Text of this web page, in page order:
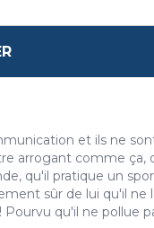
et ils ne
arrogant comme ça,
qu'il pratique un
sûr de lui qu'il ne
qu'il ne pollue